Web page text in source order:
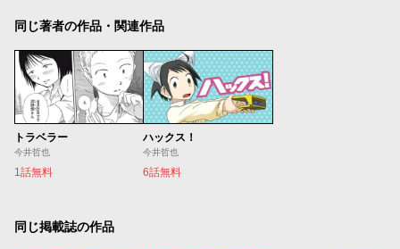
同じ著者の作品・関連作品
トラベラー
今井哲也
1話無料
ハックス！
今井哲也
6話無料
同じ掲載誌の作品